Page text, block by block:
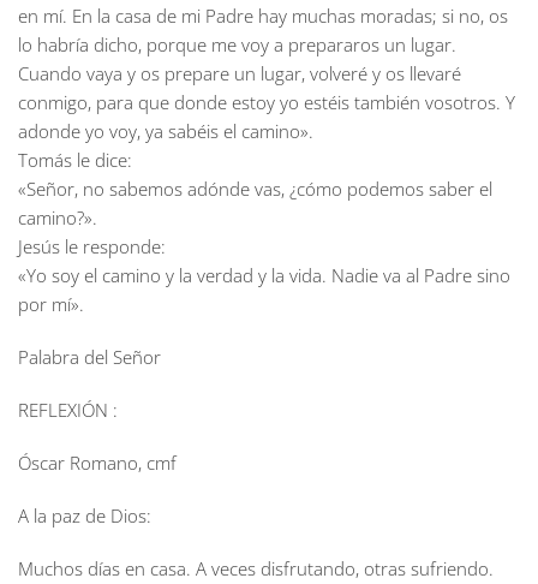
en mí. En la casa de mi Padre hay muchas moradas; si no, os
lo habría dicho, porque me voy a prepararos un lugar.
Cuando vaya y os prepare un lugar, volveré y os llevaré
conmigo, para que donde estoy yo estéis también vosotros. Y
adonde yo voy, ya sabéis el camino».
Tomás le dice:
«Señor, no sabemos adónde vas, ¿cómo podemos saber el
camino?».
Jesús le responde:
«Yo soy el camino y la verdad y la vida. Nadie va al Padre sino
por mí».
Palabra del Señor
REFLEXIÓN :
Óscar Romano, cmf
A la paz de Dios:
Muchos días en casa. A veces disfrutando, otras sufriendo.